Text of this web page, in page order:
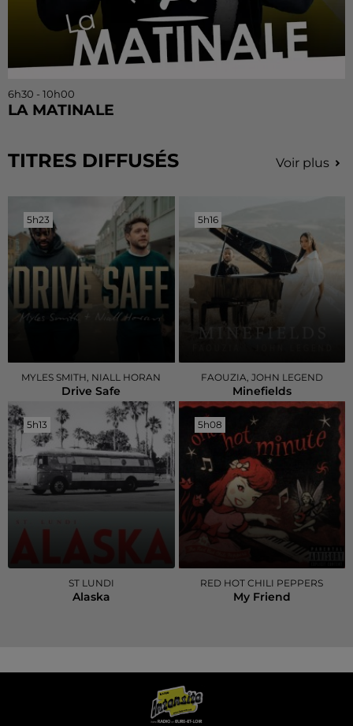
6h30 - 10h00
LA MATINALE
TITRES DIFFUSÉS Voir plus
5h23
5h23
MYLES SMITH, NIALL HORAN
Drive Safe
5h16
5h16
FAOUZIA, JOHN LEGEND
Minefields
5h13
5h13
ST LUNDI
Alaska
5h08
5h08
RED HOT CHILI PEPPERS
My Friend